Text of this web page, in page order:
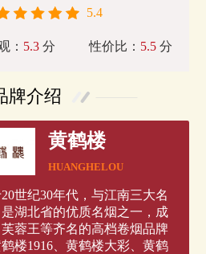
5.4
： 5.3 分 性价比： 5.5 分
牌介绍
黄鹤楼
HUANGHELOU
世纪30年代，与江南三大名
湖北省的优质名烟之一，成
蓉王等齐名的高档卷烟品牌
楼1916、黄鹤楼大彩、黄鹤